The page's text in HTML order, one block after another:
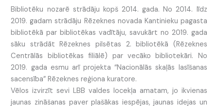
Bibliotēku nozarē strādāju kopš 2014. gada. No 2014. līdz
2019. gadam strādāju Rēzeknes novada Kantinieku pagasta
bibliotēkā par bibliotēkas vadītāju, savukārt no 2019. gada
sāku strādāt Rēzeknes pilsētas 2. bibliotēkā (Rēzeknes
Centrālās bibliotēkas filiālē) par vecāko bibliotekāri. No
2019. gada esmu arī projekta “Nacionālās skaļās lasīšanas
sacensība” Rēzeknes reģiona kuratore.
Vēlos izvirzīt sevi LBB valdes locekļa amatam, jo ikvienas
jaunas zināšanas paver plašākas iespējas, jaunas idejas un